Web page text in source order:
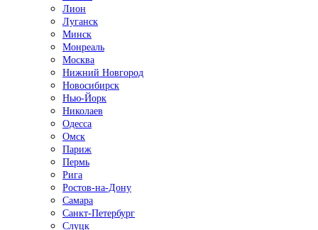
Лион
Луганск
Минск
Монреаль
Москва
Нижний Новгород
Новосибирск
Нью-Йорк
Николаев
Одесса
Омск
Париж
Пермь
Рига
Ростов-на-Дону
Самара
Санкт-Петербург
Слуцк